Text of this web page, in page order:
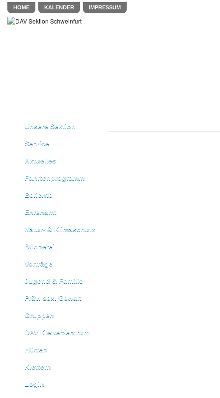
HOME KALENDER IMPRESSUM
Unsere Sektion
Service
Aktuelles
Fahrtenprogramm
Berichte
Ehrenamt
Natur- & Klimaschutz
Bücherei
Vorträge
Jugend & Familie
Präv. sex. Gewalt
Gruppen
DAV Kletterzentrum
Hütten
Klettern
Login